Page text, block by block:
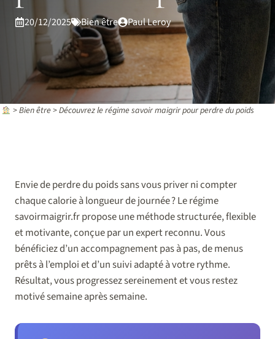
20/12/2025 Bien être Paul Leroy
>Bien être>Découvrez le régime savoir maigrir pour perdre du poids
Envie de perdre du poids sans vous priver ni compter
chaque calorie à longueur de journée ? Le régime
savoirmaigrir.fr propose une méthode structurée, flexible
et motivante, conçue par un expert reconnu. Vous
bénéficiez d’un accompagnement pas à pas, de menus
prêts à l’emploi et d’un suivi adapté à votre rythme.
Résultat, vous progressez sereinement et vous restez
motivé semaine après semaine.